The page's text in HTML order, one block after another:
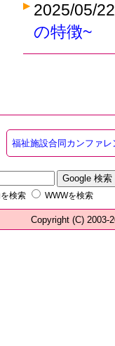
2025/05/
の特徴~
福祉施設合同カンファレ
検索 WWWを検索
Copyright (C) 2003-